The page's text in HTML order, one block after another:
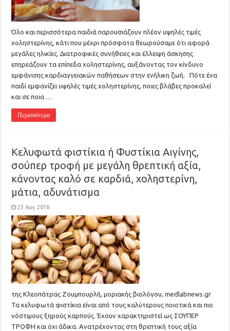
Όλο και περισσότερα παιδιά παρουσιάζουν πλέον υψηλές τιμές
χοληστερίνης, κάτι που μέχρι πρόσφατα θεωρούσαμε ότι αφορά
μεγάλες ηλικίες. Διατροφικές συνήθειες και έλλειψη άσκησης
επηρεάζουν τα επίπεδα χοληστερίνης, αυξάνοντας τον κίνδυνο
εμφάνισης καρδιαγγειακών παθήσεων στην ενήλικη ζωή. Πότε ένα
παιδί εμφανίζει υψηλές τιμές χοληστερίνης, ποιες βλάβες προκαλεί
και σε ποια …
Περισσότερα
Κελυφωτά φιστίκια ή Φυστίκια Αιγίνης,
σούπερ τροφή με μεγάλη θρεπτική αξία,
κάνοντας καλό σε καρδιά, χοληστερίνη,
μάτια, αδυνάτισμα
23 Αυγ 2018
της Κλεοπάτρας Ζουμπουρλή, μοριακής βιολόγου, medlabnews.gr
Τα κελυφωτά φιστίκια είναι από τους καλύτερους ποιοτικά και πιο
νόστιμους ξηρούς καρπούς. Έχουν χαρακτηριστεί ως ΣΟΥΠΕΡ
ΤΡΟΦΗ και όχι άδικα. Ανατρέχοντας στη θρεπτική τους αξία